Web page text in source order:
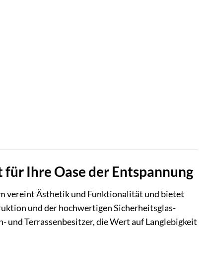
Ihre Oase der Entspannung
vereint Ästhetik und Funktionalität und bietet
und der hochwertigen Sicherheitsglas-
und Terrassenbesitzer, die Wert auf Langlebigkeit